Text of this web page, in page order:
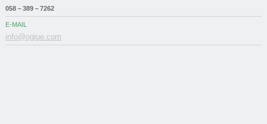
058－389－7262
E-MAIL
info@ogiue.com